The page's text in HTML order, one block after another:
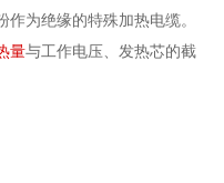
作为绝缘的特殊加热电缆。
量与工作电压、发热芯的截